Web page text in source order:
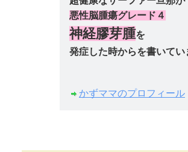
悪性脳腫瘍グレード４
神経膠芽腫を
発症した時からを書いてい
かずママのプロフィール